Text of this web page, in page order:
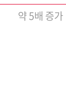
약 5배 증가